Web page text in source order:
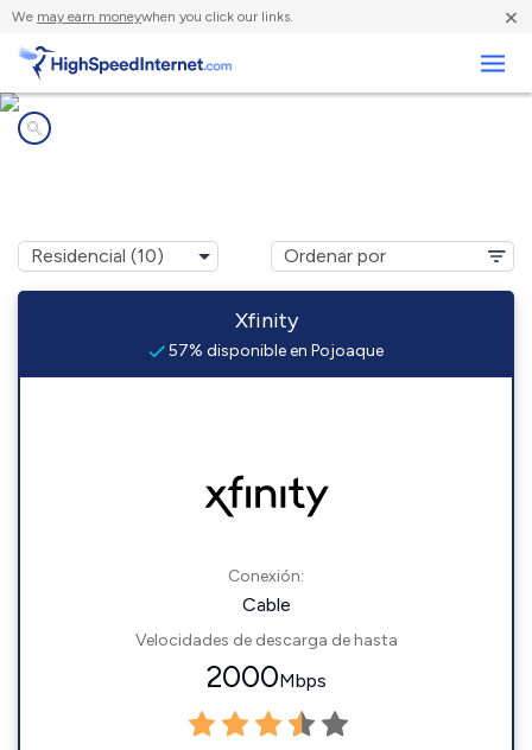
We may earn moneywhen you click our links. ×
Xfinity
57% disponible en Pojoaque
Conexión:
Cable
Velocidades de descarga de hasta
2000Mbps